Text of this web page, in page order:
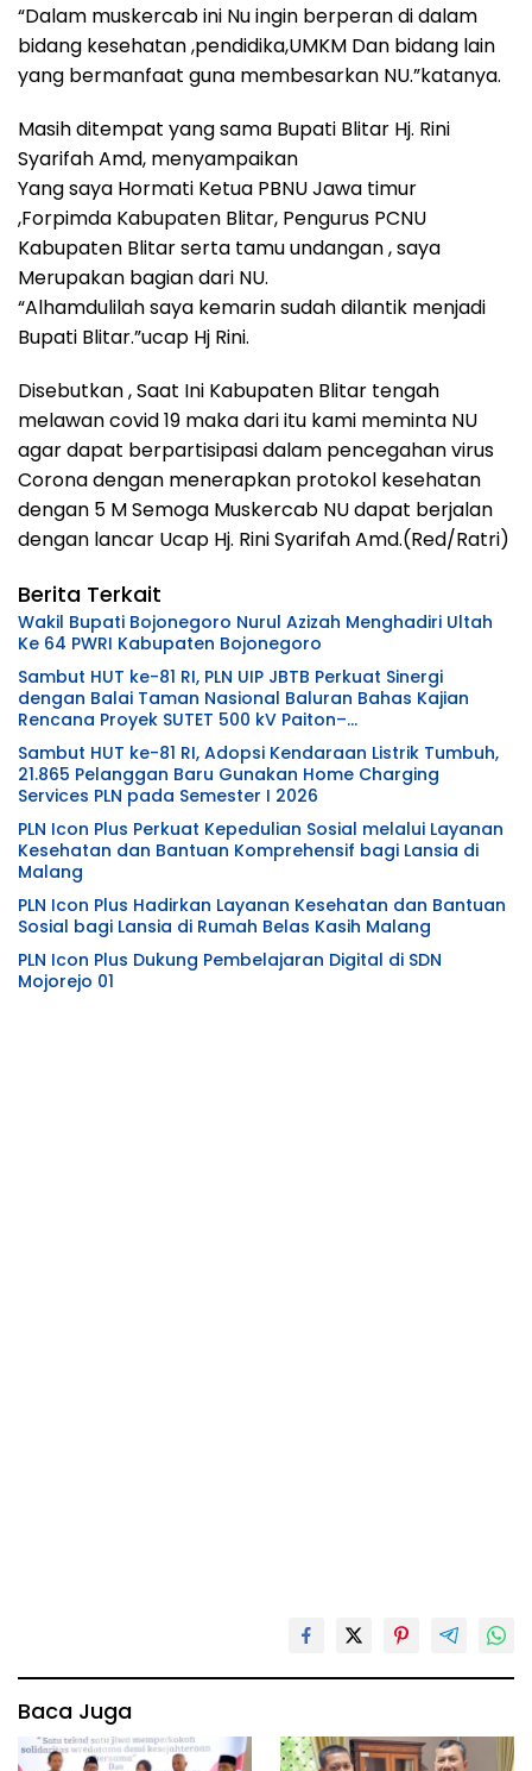
“Dalam muskercab ini Nu ingin berperan di dalam
bidang kesehatan ,pendidika,UMKM Dan bidang lain
yang bermanfaat guna membesarkan NU.”katanya.
Masih ditempat yang sama Bupati Blitar Hj. Rini
Syarifah Amd, menyampaikan
Yang saya Hormati Ketua PBNU Jawa timur
,Forpimda Kabupaten Blitar, Pengurus PCNU
Kabupaten Blitar serta tamu undangan , saya
Merupakan bagian dari NU.
“Alhamdulilah saya kemarin sudah dilantik menjadi
Bupati Blitar.”ucap Hj Rini.
Disebutkan , Saat Ini Kabupaten Blitar tengah
melawan covid 19 maka dari itu kami meminta NU
agar dapat berpartisipasi dalam pencegahan virus
Corona dengan menerapkan protokol kesehatan
dengan 5 M Semoga Muskercab NU dapat berjalan
dengan lancar Ucap Hj. Rini Syarifah Amd.(Red/Ratri)
Berita Terkait
Wakil Bupati Bojonegoro Nurul Azizah Menghadiri Ultah
Ke 64 PWRI Kabupaten Bojonegoro
Sambut HUT ke-81 RI, PLN UIP JBTB Perkuat Sinergi
dengan Balai Taman Nasional Baluran Bahas Kajian
Rencana Proyek SUTET 500 kV Paiton–
Watudodol/Kalipuro
Sambut HUT ke-81 RI, Adopsi Kendaraan Listrik Tumbuh,
21.865 Pelanggan Baru Gunakan Home Charging
Services PLN pada Semester I 2026
PLN Icon Plus Perkuat Kepedulian Sosial melalui Layanan
Kesehatan dan Bantuan Komprehensif bagi Lansia di
Malang
PLN Icon Plus Hadirkan Layanan Kesehatan dan Bantuan
Sosial bagi Lansia di Rumah Belas Kasih Malang
PLN Icon Plus Dukung Pembelajaran Digital di SDN
Mojorejo 01
Baca Juga